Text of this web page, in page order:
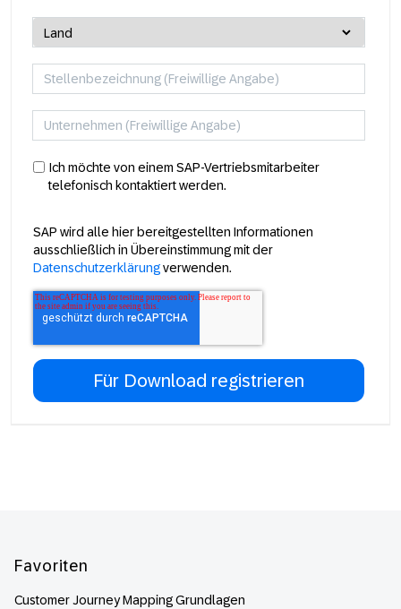
Ich möchte von einem SAP-Vertriebsmitarbeiter
telefonisch kontaktiert werden.
SAP wird alle hier bereitgestellten Informationen
ausschließlich in Übereinstimmung mit der
Datenschutzerklärungverwenden.
Favoriten
Customer Journey Mapping Grundlagen